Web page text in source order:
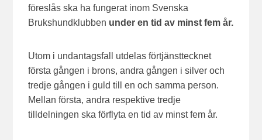
föreslås ska ha fungerat inom Svenska
Brukshundklubben under en tid av minst fem år.
Utom i undantagsfall utdelas förtjänsttecknet
första gången i brons, andra gången i silver och
tredje gången i guld till en och samma person.
Mellan första, andra respektive tredje
tilldelningen ska förflyta en tid av minst fem år.